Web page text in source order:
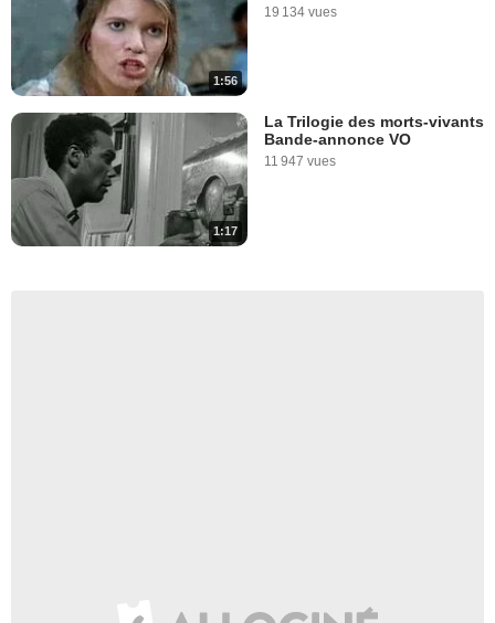
1:56
19 134 vues
1:17
La Trilogie des morts-vivants
Bande-annonce VO
11 947 vues